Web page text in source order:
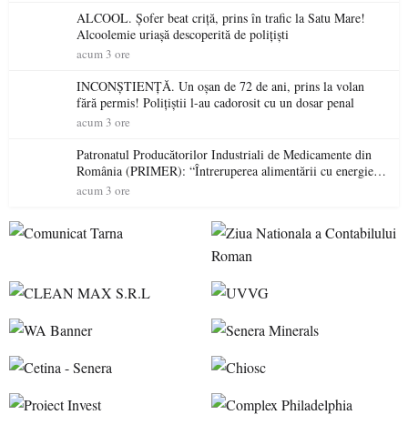
ALCOOL. Șofer beat criță, prins în trafic la Satu Mare!
Alcoolemie uriașă descoperită de polițiști
acum 3 ore
INCONȘTIENȚĂ. Un oșan de 72 de ani, prins la volan
fără permis! Polițiștii l-au cadorosit cu un dosar penal
acum 3 ore
Patronatul Producătorilor Industriali de Medicamente din
România (PRIMER): “Întreruperea alimentării cu energie
electrică a fabricilor de medicamente va pune în pericol
acum 3 ore